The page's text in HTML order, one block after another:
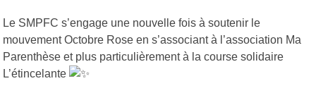
Le SMPFC s’engage une nouvelle fois à soutenir le
mouvement Octobre Rose en s’associant à l’association Ma
Parenthèse et plus particulièrement à la course solidaire
L’étincelante